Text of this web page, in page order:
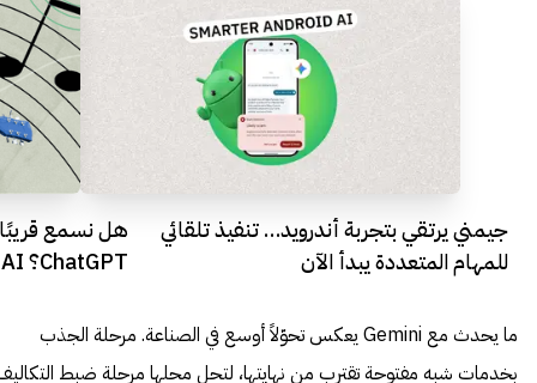
جيمني يرتقي بتجربة أندرويد… تنفيذ تلقائي
للمهام المتعددة يبدأ الآن
هل نسمع
ما يحدث مع Gemini يعكس تحوّلاً أوسع في الصناعة. مرحلة الجذب
بخدمات شبه مفتوحة تقترب من نهايتها، لتحل محلها مرحلة ضبط